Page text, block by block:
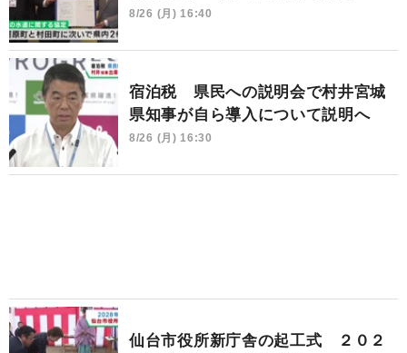
8/26 (月) 16:40
宿泊税 県民への説明会で村井宮城
県知事が自ら導入について説明へ
8/26 (月) 16:30
仙台市役所新庁舎の起工式 ２０２